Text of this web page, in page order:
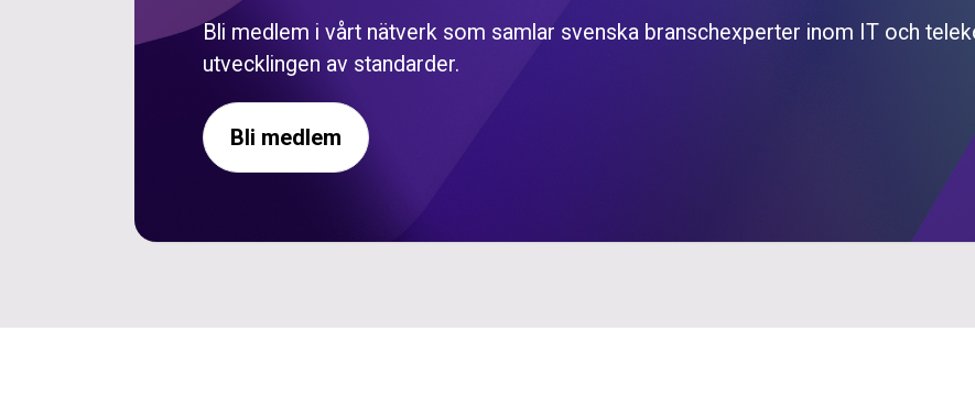
Bli medlem i vårt nätverk som samlar svenska branschexperter inom IT och
utvecklingen av standarder.
Bli medlem